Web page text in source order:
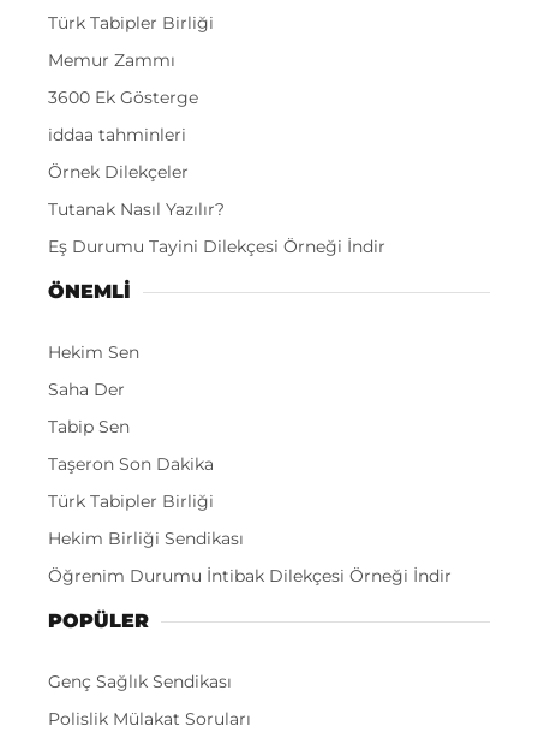
Türk Tabipler Birliği
Memur Zammı
3600 Ek Gösterge
iddaa tahminleri
Örnek Dilekçeler
Tutanak Nasıl Yazılır?
Eş Durumu Tayini Dilekçesi Örneği İndir
ÖNEMLI
Hekim Sen
Saha Der
Tabip Sen
Taşeron Son Dakika
Türk Tabipler Birliği
Hekim Birliği Sendikası
Öğrenim Durumu İntibak Dilekçesi Örneği İndir
POPÜLER
Genç Sağlık Sendikası
Polislik Mülakat Soruları